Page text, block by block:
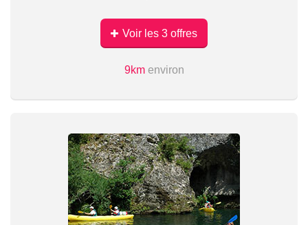
Voir les 3 offres
9kmenviron